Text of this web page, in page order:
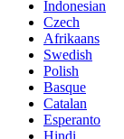
Indonesian
Czech
Afrikaans
Swedish
Polish
Basque
Catalan
Esperanto
Hindi